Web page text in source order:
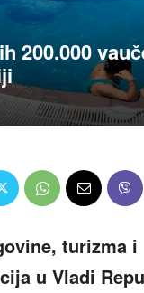
200.000
turizma i
u Vladi